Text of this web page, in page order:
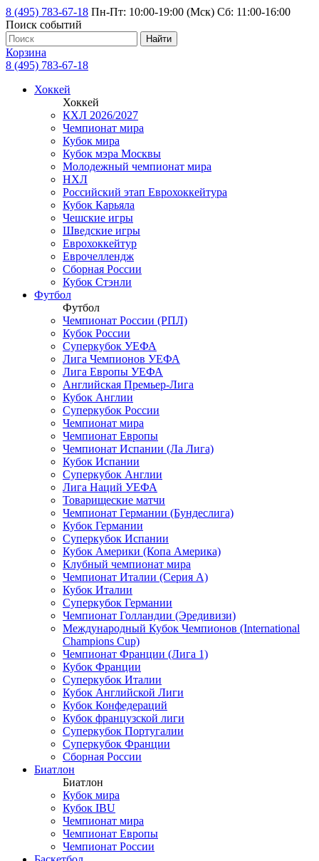
8 (495) 783-67-18 Пн-Пт: 10:00-19:00 (Мск) Сб: 11:00-16:00
Поиск событий
Найти
Корзина
8 (495) 783-67-18
Хоккей
Хоккей
КХЛ 2026/2027
Чемпионат мира
Кубок мира
Кубок мэра Москвы
Молодежный чемпионат мира
НХЛ
Российский этап Еврохоккейтура
Кубок Карьяла
Чешские игры
Шведские игры
Еврохоккейтур
Еврочеллендж
Сборная России
Кубок Стэнли
Футбол
Футбол
Чемпионат России (РПЛ)
Кубок России
Суперкубок УЕФА
Лига Чемпионов УЕФА
Лига Европы УЕФА
Английская Премьер-Лига
Кубок Англии
Суперкубок России
Чемпионат мира
Чемпионат Европы
Чемпионат Испании (Ла Лига)
Кубок Испании
Суперкубок Англии
Лига Наций УЕФА
Товарищеские матчи
Чемпионат Германии (Бундеслига)
Кубок Германии
Суперкубок Испании
Кубок Америки (Копа Америка)
Клубный чемпионат мира
Чемпионат Италии (Серия А)
Кубок Италии
Суперкубок Германии
Чемпионат Голландии (Эредивизи)
Международный Кубок Чемпионов (International
Champions Cup)
Чемпионат Франции (Лига 1)
Кубок Франции
Суперкубок Италии
Кубок Английской Лиги
Кубок Конфедераций
Кубок французской лиги
Суперкубок Португалии
Суперкубок Франции
Сборная России
Биатлон
Биатлон
Кубок мира
Кубок IBU
Чемпионат мира
Чемпионат Европы
Чемпионат России